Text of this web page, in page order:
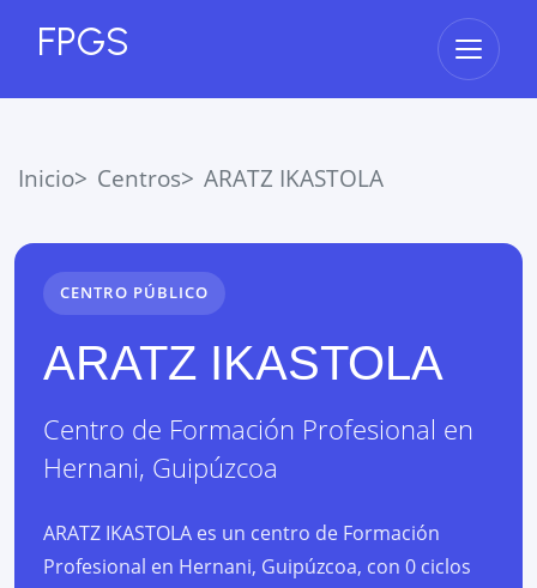
FPGS Abrir
Inicio Centros ARATZ IKASTOLA
CENTRO PÚBLICO
ARATZ IKASTOLA
Centro de Formación Profesional en
Hernani, Guipúzcoa
ARATZ IKASTOLA es un centro de Formación
Profesional en Hernani, Guipúzcoa, con 0 ciclos